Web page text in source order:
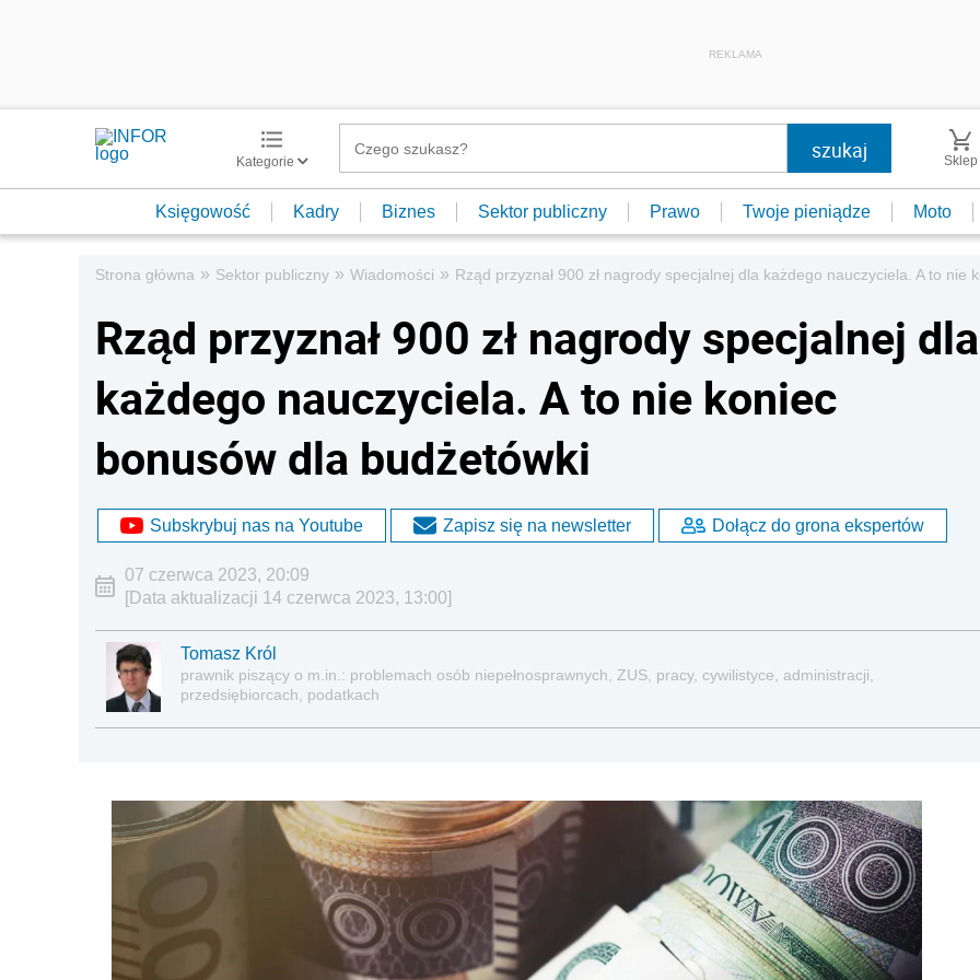
REKLAMA
Kategorie Sklep
Księgowość Kadry Biznes Sektor publiczny Prawo Twoje pieniądze Moto
Strona główna » Sektor publiczny » Wiadomości » Rząd przyznał 900 zł nagrody specjalnej dla każdego nauczyciela. A to nie
Rząd przyznał 900 zł nagrody specjalnej dla
każdego nauczyciela. A to nie koniec
bonusów dla budżetówki
Subskrybuj nas na Youtube Zapisz się na newsletter Dołącz do grona ekspertów
07 czerwca 2023, 20:09
[Data aktualizacji 14 czerwca 2023, 13:00]
Tomasz Król
prawnik piszący o m.in.: problemach osób niepełnosprawnych, ZUS, pracy, cywilistyce, administracji,
przedsiębiorcach, podatkach